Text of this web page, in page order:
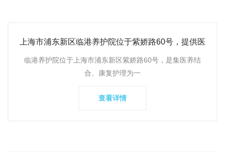
上海市浦东新区临港养护院位于紫娇路60号，提供医
临港养护院位于上海市浦东新区紫娇路60号，是集医养结
合、康复护理为一
查看详情